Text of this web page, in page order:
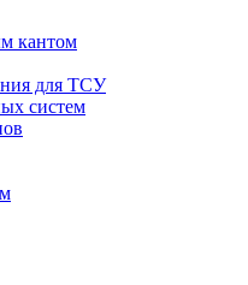
кантом
для ТСУ
систем